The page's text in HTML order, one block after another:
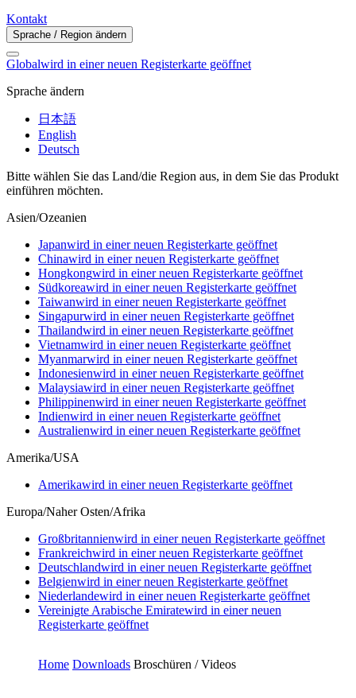
Kontakt
Sprache / Region ändern
Globalwird in einer neuen Registerkarte geöffnet
Sprache ändern
日本語
English
Deutsch
Bitte wählen Sie das Land/die Region aus, in dem Sie das Produkt
einführen möchten.
Asien/Ozeanien
Japanwird in einer neuen Registerkarte geöffnet
Chinawird in einer neuen Registerkarte geöffnet
Hongkongwird in einer neuen Registerkarte geöffnet
Südkoreawird in einer neuen Registerkarte geöffnet
Taiwanwird in einer neuen Registerkarte geöffnet
Singapurwird in einer neuen Registerkarte geöffnet
Thailandwird in einer neuen Registerkarte geöffnet
Vietnamwird in einer neuen Registerkarte geöffnet
Myanmarwird in einer neuen Registerkarte geöffnet
Indonesienwird in einer neuen Registerkarte geöffnet
Malaysiawird in einer neuen Registerkarte geöffnet
Philippinenwird in einer neuen Registerkarte geöffnet
Indienwird in einer neuen Registerkarte geöffnet
Australienwird in einer neuen Registerkarte geöffnet
Amerika/USA
Amerikawird in einer neuen Registerkarte geöffnet
Europa/Naher Osten/Afrika
Großbritannienwird in einer neuen Registerkarte geöffnet
Frankreichwird in einer neuen Registerkarte geöffnet
Deutschlandwird in einer neuen Registerkarte geöffnet
Belgienwird in einer neuen Registerkarte geöffnet
Niederlandewird in einer neuen Registerkarte geöffnet
Vereinigte Arabische Emiratewird in einer neuen
Registerkarte geöffnet
Home Downloads Broschüren / Videos